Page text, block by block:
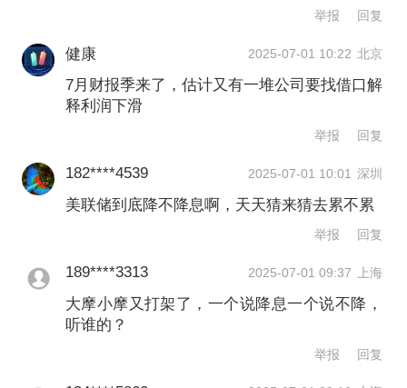
上周五，特朗普在社交媒体宣布暂停与
加拿大贸易谈判，造成美股短线大幅跳
水。
这说明了市场依然对贸易谈判消息相当
敏感。 一些市场人士不禁怀疑，近期股
市的显著反弹是否会让特朗普再次在贸
易上采取更激进的策略。如果事实确实
如此，那么这可能再次引发资本市场动
7月9日，为期90天的关税暂停期即将到
举报 回复
健康 2025-07-01 10:22 北京
7月财报季来了，估计又有一堆公司要找借口解
释利润下滑
举报 回复
182****4539 2025-07-01 10:01 深圳
美联储到底降不降息啊，天天猜来猜去累不累
举报 回复
189****3313 2025-07-01 09:37 上海
大摩小摩又打架了，一个说降息一个说不降，
听谁的？
举报 回复